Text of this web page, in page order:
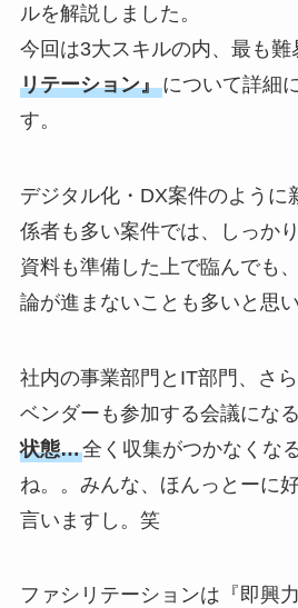
ルを解説しました。
今回は3大スキルの内、最も難
リテーション』について詳細
す。
デジタル化・DX案件のように
係者も多い案件では、しっか
資料も準備した上で臨んでも
論が進まないことも多いと思い
社内の事業部門とIT部門、さ
ベンダーも参加する会議になる
状態…全く収集がつかなくな
ね。。みんな、ほんっとーに
言いますし。笑
ファシリテーションは『即興